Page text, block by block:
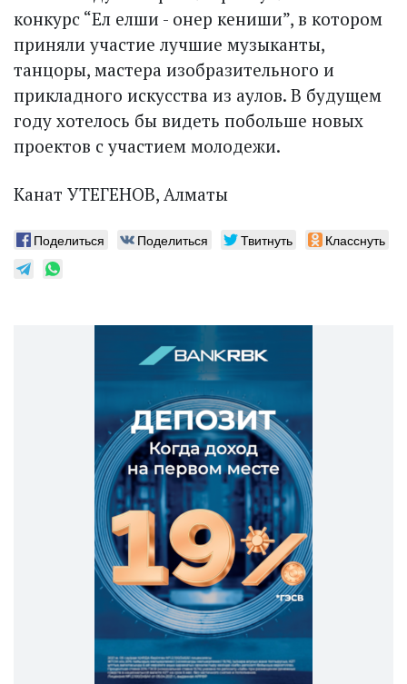
конкурс “Ел елши - онер кениши”, в котором
приняли участие лучшие музыканты,
танцоры, мастера изобразительного и
прикладного искусства из аулов. В будущем
году хотелось бы видеть побольше новых
проектов с участием молодежи.
Канат УТЕГЕНОВ, Алматы
Поделиться Поделиться Твитнуть Класснуть